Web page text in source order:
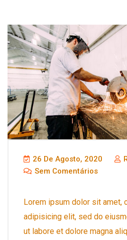
26 De Agosto, 2020
Sem Comentários
Lorem ipsum dolor sit amet,
adipisicing elit, sed do
ut labore et dolore magna